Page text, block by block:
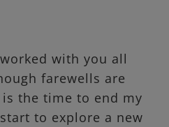
with you all
farewells are
the time to end my
to explore a new